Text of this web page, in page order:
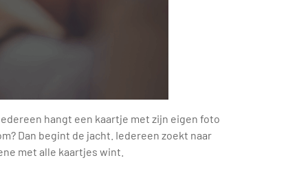
hangt een kaartje met zijn eigen foto
Dan begint de jacht. Iedereen zoekt naar
met alle kaartjes wint.